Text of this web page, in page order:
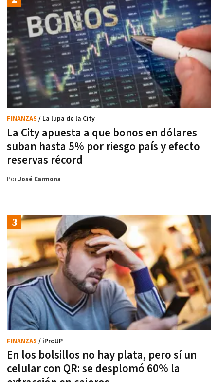
La City apuesta a que bonos en dólares
suban hasta 5% por riesgo país y efecto
reservas récord
FINANZAS / La lupa de la City
PorJosé Carmona
En los bolsillos no hay plata, pero sí un
celular con QR: se desplomó 60% la
FINANZAS / iProUP